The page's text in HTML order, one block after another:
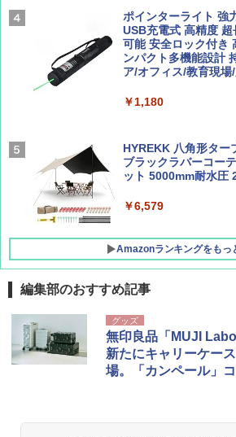
AIRLINE（エアライ
集】ボーイング110
￥1,760
新しい日本地理 地
解く (講談社現代新書)
￥1,540
ーティング フルクロ
簡単設置 ポップアッ
ュ(BC仕様) PATC-
￥9,990
イド ブラックコーテ
ッシュ 4人用 簡単設
ATCW-150B エクル
￥-
ポインターライト 強
USB充電式 高精度
可能 安全ロック付き
ンパクト多機能設計
ア/オフィス/教育現場
￥1,180
HYREKK 八角形ター
ブラックラバーコー
ット 5000mm耐水圧
￥6,579
Amazonランキングをもっ
編集部のおすすめ記事
グッズ
無印良品「MUJI
新たにキャリーケー
場。「カンペール」